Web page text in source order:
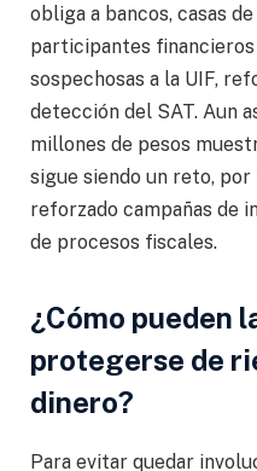
obliga a bancos, casas
participantes
sospechosas a la UIF,
detección del SAT. Aun
millones de pesos
sigue siendo un reto,
reforzado campañas de
de procesos fiscales.
¿Cómo pueden
protegerse de
dinero?
Para evitar quedar